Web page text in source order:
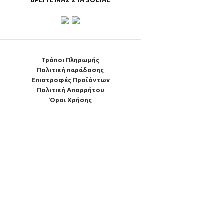
Τρόποι Πληρωμής
Πολιτική παράδοσης
Επιστροφές Προϊόντων
Πολιτική Απορρήτου
Όροι Χρήσης